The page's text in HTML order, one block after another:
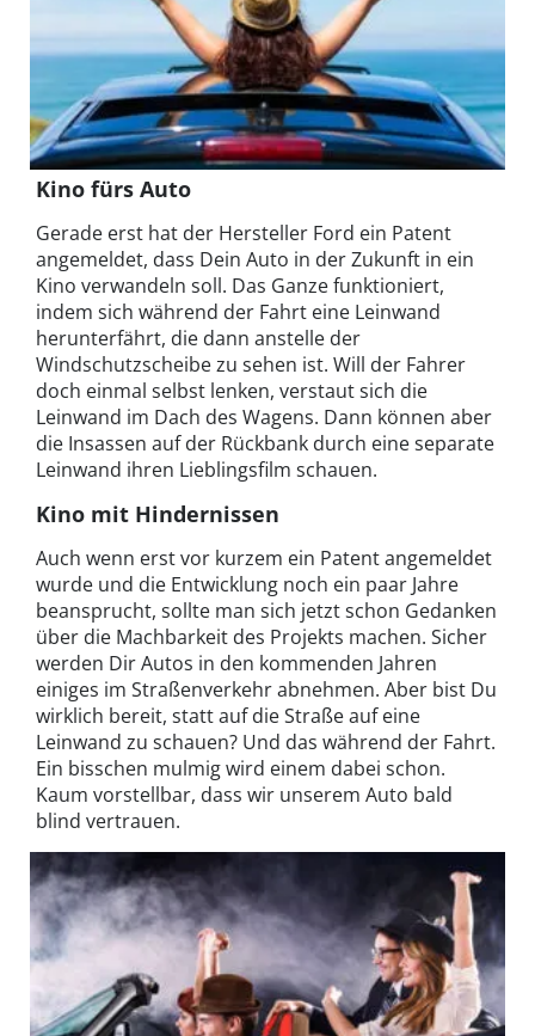
Kino fürs Auto
Gerade erst hat der Hersteller Ford ein Patent
angemeldet, dass Dein Auto in der Zukunft in ein
Kino verwandeln soll. Das Ganze funktioniert,
indem sich während der Fahrt eine Leinwand
herunterfährt, die dann anstelle der
Windschutzscheibe zu sehen ist. Will der Fahrer
doch einmal selbst lenken, verstaut sich die
Leinwand im Dach des Wagens. Dann können aber
die Insassen auf der Rückbank durch eine separate
Leinwand ihren Lieblingsfilm schauen.
Kino mit Hindernissen
Auch wenn erst vor kurzem ein Patent angemeldet
wurde und die Entwicklung noch ein paar Jahre
beansprucht, sollte man sich jetzt schon Gedanken
über die Machbarkeit des Projekts machen. Sicher
werden Dir Autos in den kommenden Jahren
einiges im Straßenverkehr abnehmen. Aber bist Du
wirklich bereit, statt auf die Straße auf eine
Leinwand zu schauen? Und das während der Fahrt.
Ein bisschen mulmig wird einem dabei schon.
Kaum vorstellbar, dass wir unserem Auto bald
blind vertrauen.